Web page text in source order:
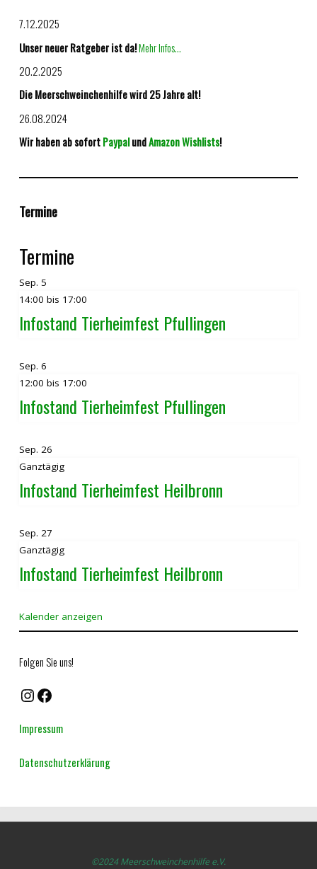
7.12.2025
Unser neuer Ratgeber ist da!Mehr Infos...
20.2.2025
Die Meerschweinchenhilfe wird 25 Jahre alt!
26.08.2024
Wir haben ab sofortPaypalundAmazon Wishlists!
Termine
Termine
Sep. 5
14:00 bis 17:00
Infostand Tierheimfest Pfullingen
Sep. 6
12:00 bis 17:00
Infostand Tierheimfest Pfullingen
Sep. 26
Ganztägig
Infostand Tierheimfest Heilbronn
Sep. 27
Ganztägig
Infostand Tierheimfest Heilbronn
Kalender anzeigen
Folgen Sie uns!
Instagram
Facebook
Impressum
Datenschutzerklärung
©2024 Meerschweinchenhilfe e.V.